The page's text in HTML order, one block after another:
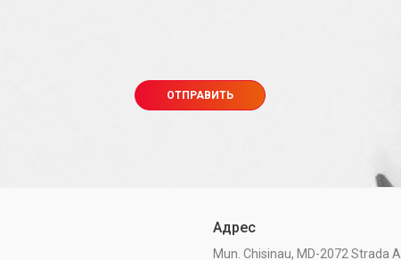
Адрес
Mun. Chisinau, MD-2072 Strada A.